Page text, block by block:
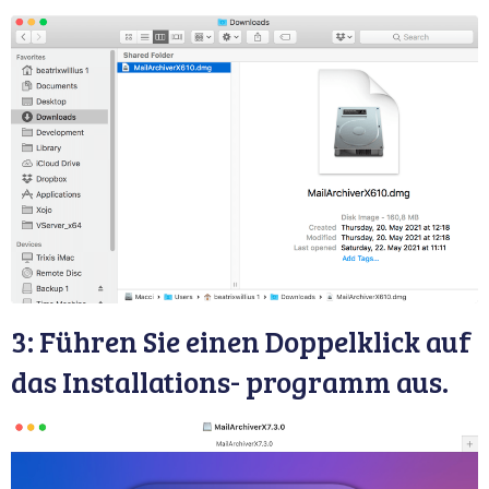
3: Führen Sie einen Doppelklick auf
das Installations- programm aus.